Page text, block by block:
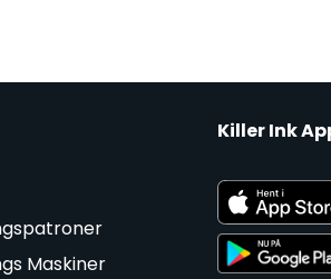
Maskiner
Killer Ink